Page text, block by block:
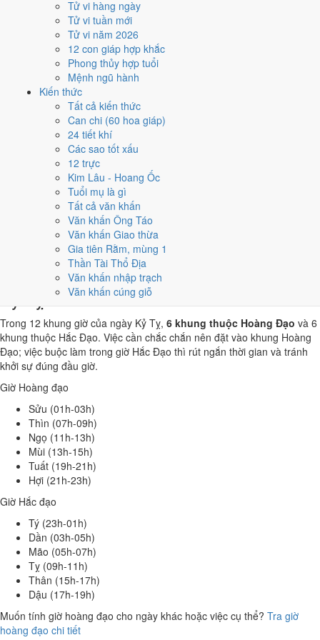
Tử vi hàng ngày
Tử vi tuần mới
Tử vi năm 2026
12 con giáp hợp khắc
Phong thủy hợp tuổi
Mệnh ngũ hành
Kiến thức
Tất cả kiến thức
Can chi (60 hoa giáp)
24 tiết khí
Các sao tốt xấu
12 trực
Kim Lâu - Hoang Ốc
Tuổi mụ là gì
Tất cả văn khấn
Văn khấn Ông Táo
Văn khấn Giao thừa
Gia tiên Rằm, mùng 1
Thần Tài Thổ Địa
Văn khấn nhập trạch
Văn khấn cúng giỗ
Kỷ Tỵ, nhờ người tuổi này thay mặt động thổ hoặc nhận lễ giúp
giảm phần xung của gia chủ. Cách chọn người mượn tuổi xem
hướng dẫn xem tuổi làm nhà
Các cách trên dựa trên quy tắc lịch pháp truyền thống, mang tính
tham khảo văn hóa - tín ngưỡng, không thay thế quyết định chuyên
môn của bạn.
Giờ hoàng đạo ngày 30/4/2025 là
những giờ nào?
6 giờ Hoàng Đạo:
Ngọ (11h-13h), Mùi (13h-15h), Tuất (19h-21h), Hợi (21h-23h)
Khung dễ sắp xếp nhất trong giờ hành chính là
khung Hắc Đạo nên né khi ký kết hoặc xuất hành.
6 8 9 10 11 12 13 14 15
Hoàng đạo (tốt) Hắc đạo (xấu) Giờ hiện tại
6 giờ Hoàng Đạo và 6 giờ Hắc Đạo ngày
Trong 12 khung giờ của ngày Kỷ Tỵ, 6 khung thuộc Hoàng Đạo và 6
khung thuộc Hắc Đạo. Việc cần chắc chắn nên đặt vào khung Hoàng
Đạo; việc buộc làm trong giờ Hắc Đạo thì rút ngắn thời gian và tránh
khởi sự đúng đầu giờ.
Giờ Hoàng đạo
Sửu (01h-03h)
Thìn (07h-09h)
Ngọ (11h-13h)
Mùi (13h-15h)
Tuất (19h-21h)
Hợi (21h-23h)
Giờ Hắc đạo
Tý (23h-01h)
Dần (03h-05h)
Mão (05h-07h)
Tỵ (09h-11h)
Thân (15h-17h)
Dậu (17h-19h)
Muốn tính giờ hoàng đạo cho ngày khác hoặc việc cụ thể? Tra giờ
hoàng đạo chi tiết